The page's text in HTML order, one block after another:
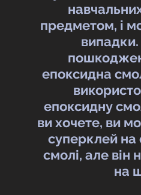
предметом, і
епоксидна
епоксидну
ви хочете, ви
суперклей на
смолі, але
на